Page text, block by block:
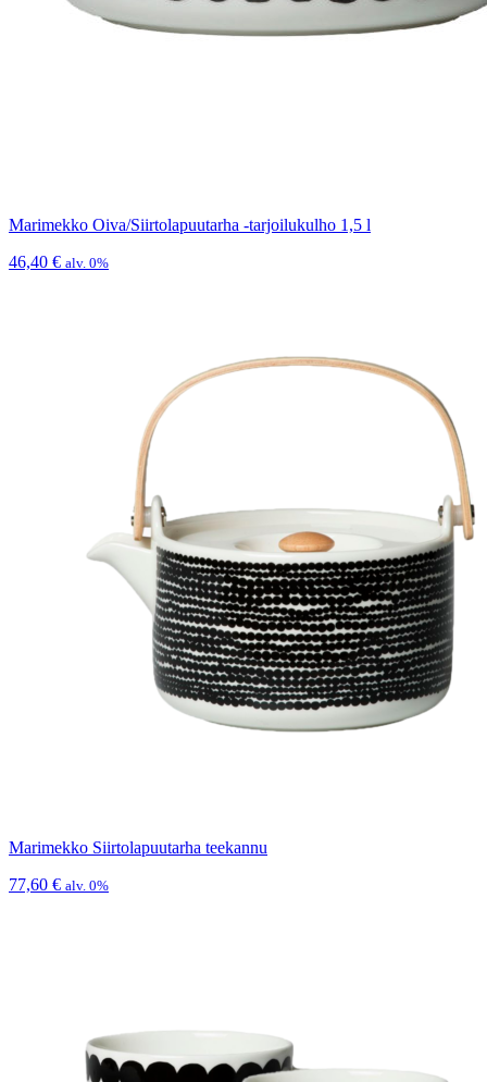
Marimekko Oiva/Siirtolapuutarha -tarjoilukulho 1,5 l
46,40 € alv. 0%
Marimekko Siirtolapuutarha teekannu
77,60 € alv. 0%